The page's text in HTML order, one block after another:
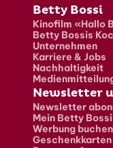
Fusszeile
Betty Bossi
Kinofilm «Hallo
Betty Bossis
Unternehmen
Karriere & Jobs
Nachhaltigkeit
Newsletter
Newsletter
Mein Betty Bossi
Werbung buchen
Geschenkkarten